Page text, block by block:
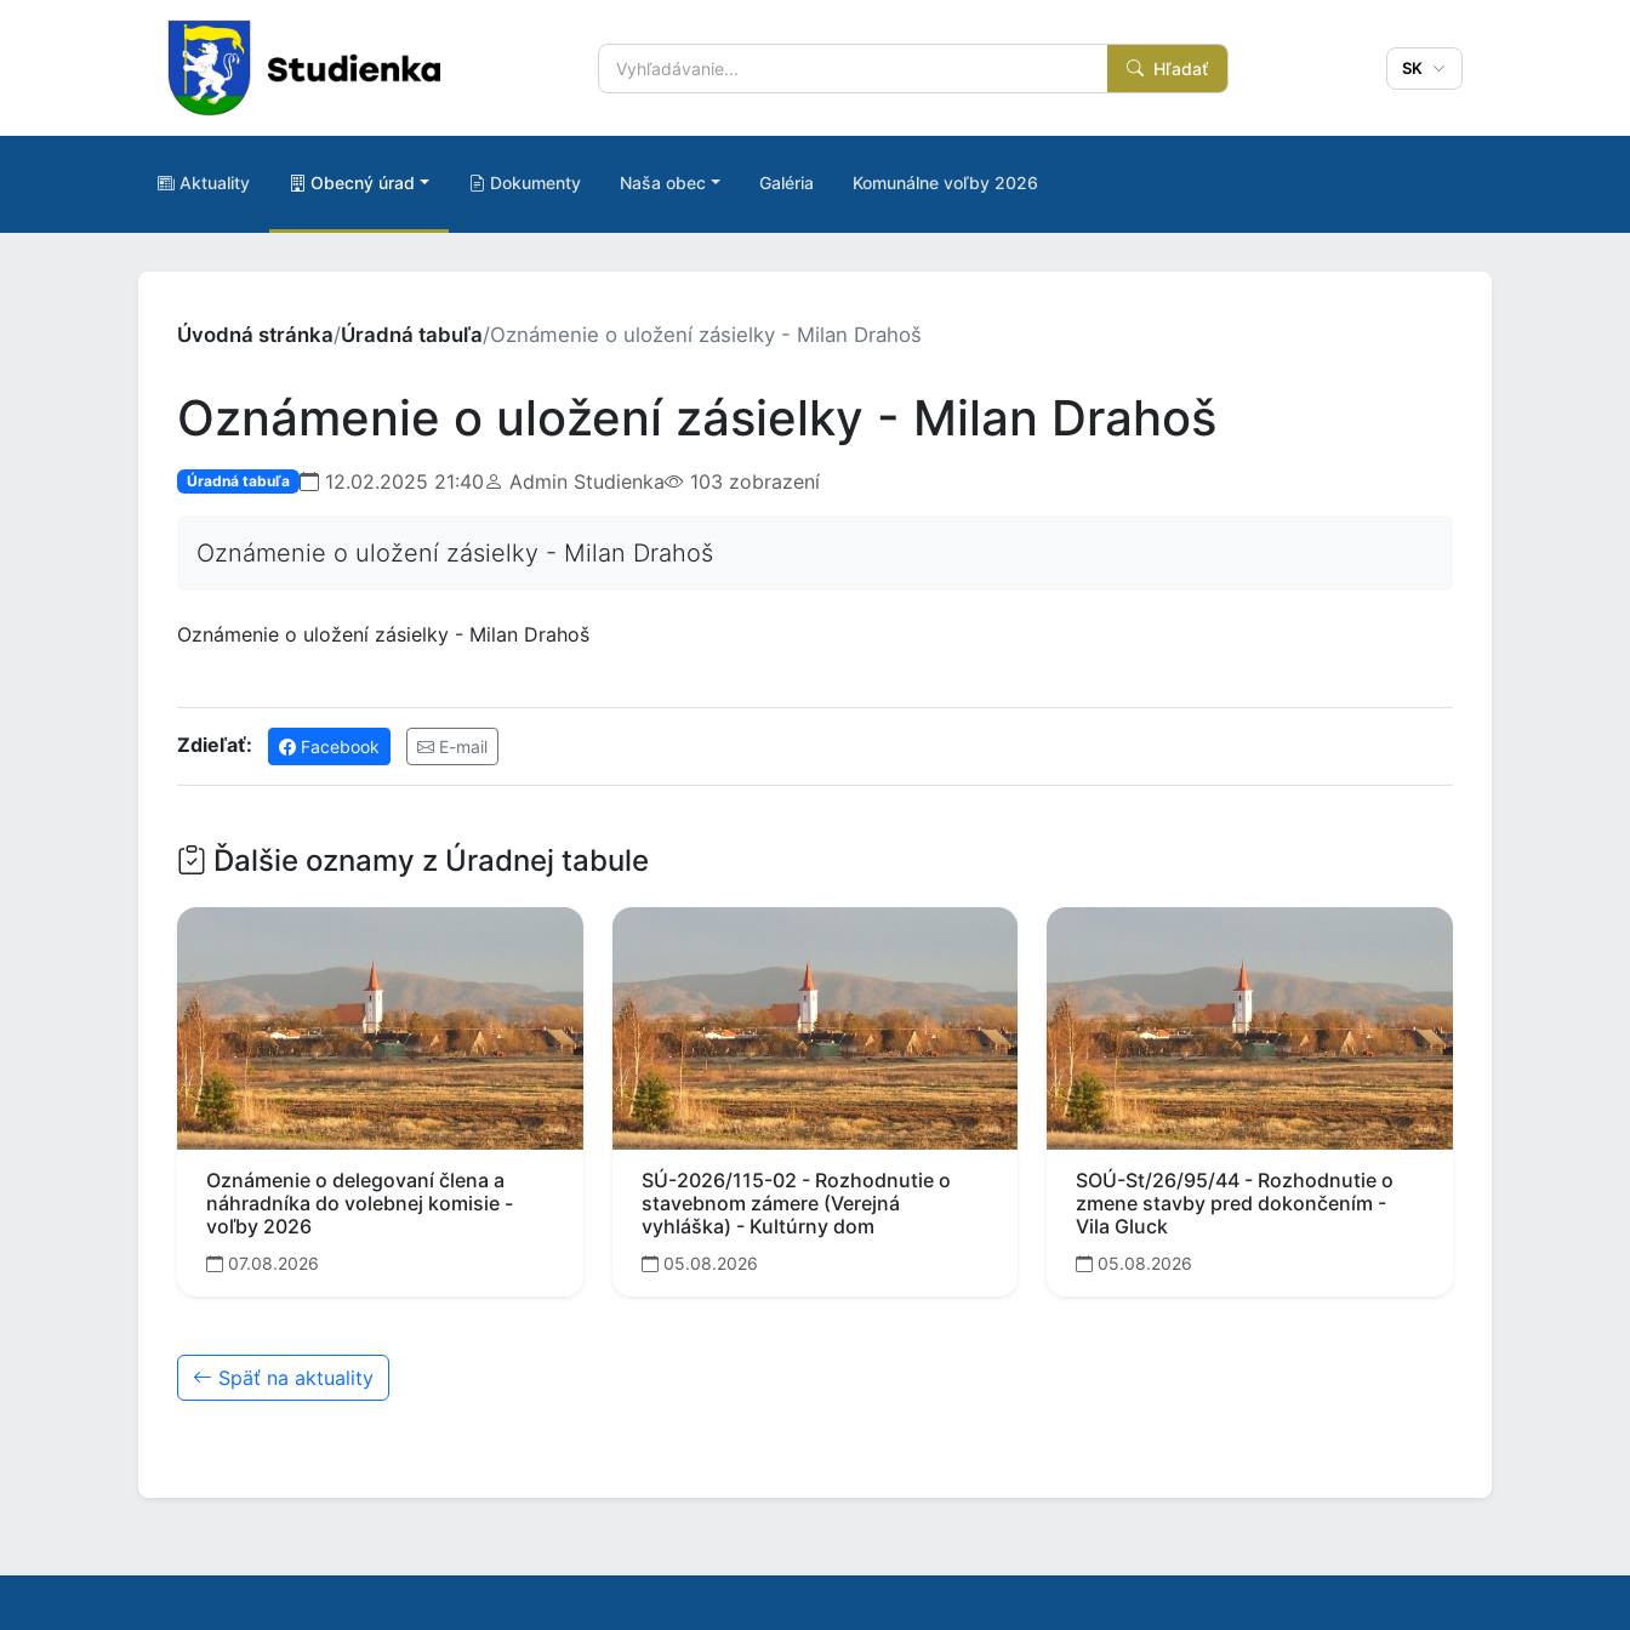
Hľadať SK
Aktuality Obecný úrad Dokumenty Naša obec Galéria Komunálne voľby 2026
Úvodná stránka/Úradná tabuľa/Oznámenie o uložení zásielky - Milan Drahoš
Oznámenie o uložení zásielky - Milan Drahoš
Úradná tabuľa 12.02.2025 21:40 Admin Studienka 103 zobrazení
Oznámenie o uložení zásielky - Milan Drahoš
Oznámenie o uložení zásielky - Milan Drahoš
Zdieľať: Facebook E-mail
Ďalšie oznamy z Úradnej tabule
Oznámenie o delegovaní člena a
náhradníka do volebnej komisie -
voľby 2026
07.08.2026
SÚ-2026/115-02 - Rozhodnutie o
stavebnom zámere (Verejná
vyhláška) - Kultúrny dom
05.08.2026
SOÚ-St/26/95/44 - Rozhodnutie o
zmene stavby pred dokončením -
Vila Gluck
05.08.2026
Späť na aktuality